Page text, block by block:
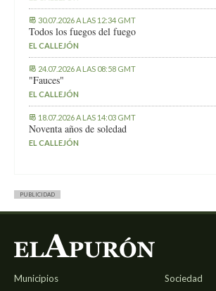
30.07.2026 A LAS 12:34 GMT
Todos los fuegos del fuego
EL CALLEJÓN
24.07.2026 A LAS 08:58 GMT
"Fauces"
EL CALLEJÓN
18.07.2026 A LAS 14:03 GMT
Noventa años de soledad
EL CALLEJÓN
PUBLICIDAD
Municipios
Sociedad